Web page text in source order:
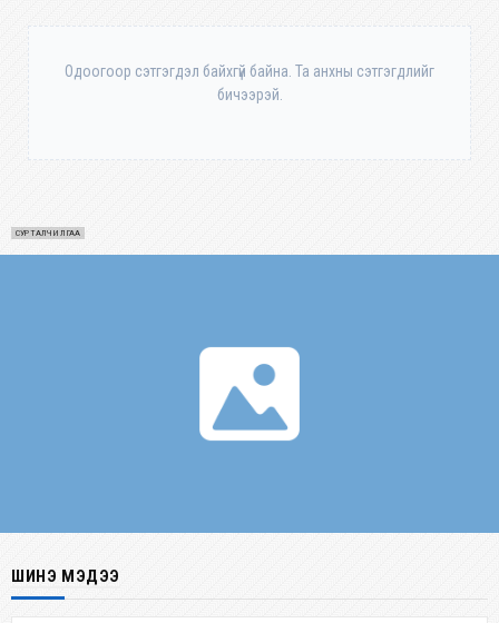
Одоогоор сэтгэгдэл байхгүй байна. Та анхны сэтгэгдлийг
бичээрэй.
СУРТАЛЧИЛГАА
ШИНЭ МЭДЭЭ